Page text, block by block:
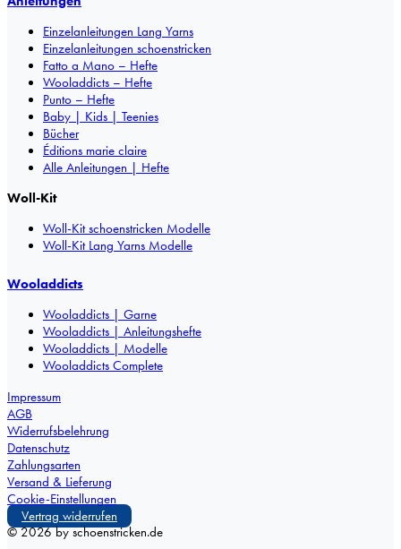
Einzelanleitungen Lang Yarns
Einzelanleitungen schoenstricken
Fatto a Mano – Hefte
Wooladdicts – Hefte
Punto – Hefte
Baby | Kids | Teenies
Bücher
Éditions marie claire
Alle Anleitungen | Hefte
Woll-Kit
Woll-Kit schoenstricken Modelle
Woll-Kit Lang Yarns Modelle
Wooladdicts
Wooladdicts | Garne
Wooladdicts | Anleitungshefte
Wooladdicts | Modelle
Wooladdicts Complete
Impressum
AGB
Widerrufsbelehrung
Datenschutz
Zahlungsarten
Versand & Lieferung
Cookie-Einstellungen
Vertrag widerrufen
© 2026 by schoenstricken.de